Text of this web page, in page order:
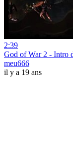
2:39
God of War 2 - Intro
meu666
il y a 19 ans